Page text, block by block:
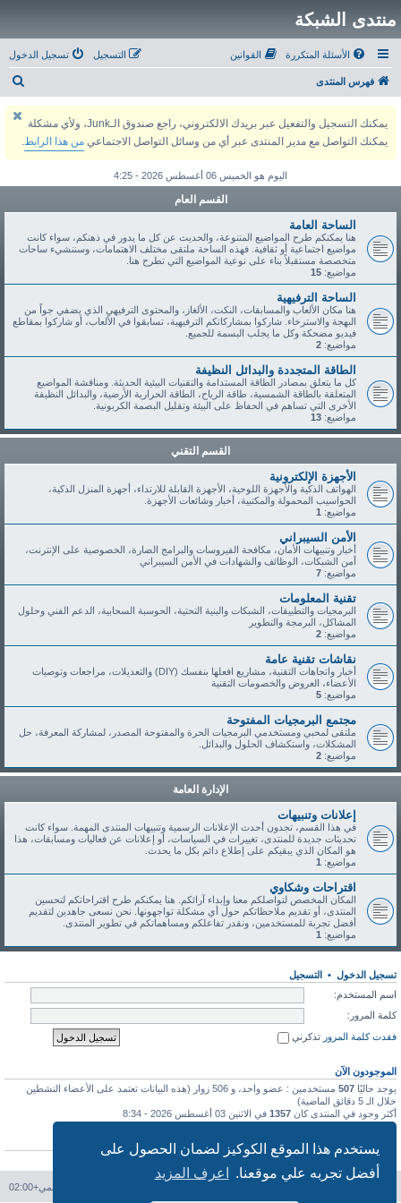
يستخدم هذا الموقع الكوكيز لضمان الحصول على
أفضل تجربه علي موقعنا.
اعرف المزيد
منتدى الشبكة
الأسئلة المتكررة القوانين تسجيل الدخول التسجيل
فهرس المنتدى
يمكنك التسجيل والتفعيل عبر بريدك الالكتروني، راجع صندوق الـJunk، ولأي مشكلة
يمكنك التواصل مع مدير المنتدى عبر أي من وسائل التواصل الاجتماعي من هذا الرابط.
اليوم هو الخميس 06 أغسطس 2026 - 4:25
القسم العام
الساحة العامة
هنا يمكنكم طرح المواضيع المتنوعة، والحديث عن كل ما يدور في ذهنكم، سواء كانت
مواضيع اجتماعية أو ثقافية. فهذه الساحة ملتقى مختلف الاهتمامات، وسننشيء ساحات
متخصصة مستقبلاً بناء على نوعية المواضيع التي تطرح هنا.
مواضيع: 15
الساحة الترفيهية
هنا مكان الألعاب والمسابقات، النكت، الألغاز، والمحتوى الترفيهي الذي يضفي جواً من
البهجة والاسترخاء. شاركوا بمشاركاتكم الترفيهية، تسابقوا في الألعاب، أو شاركوا بمقاطع
فيديو مضحكة وكل ما يجلب البسمة للجميع.
مواضيع: 2
الطاقة المتجددة والبدائل النظيفة
كل ما يتعلق بمصادر الطاقة المستدامة والتقنيات البيئية الحديثة. ومناقشة المواضيع
المتعلقة بالطاقة الشمسية، طاقة الرياح، الطاقة الحرارية الأرضية، والبدائل النظيفة
الأخرى التي تساهم في الحفاظ على البيئة وتقليل البصمة الكربونية.
مواضيع: 13
القسم التقني
الأجهزة الإلكترونية
الهواتف الذكية والأجهزة اللوحية، الأجهزة القابلة للارتداء، أجهزة المنزل الذكية،
الحواسيب المحمولة والمكتبية، أخبار وشائعات الأجهزة.
مواضيع: 1
الأمن السيبراني
أخبار وتنبيهات الأمان، مكافحة الفيروسات والبرامج الضارة، الخصوصية على الإنترنت،
أمن الشبكات، الوظائف والشهادات في الأمن السيبراني
مواضيع: 7
تقنية المعلومات
البرمجيات والتطبيقات، الشبكات والبنية التحتية، الحوسبة السحابية، الدعم الفني وحلول
المشاكل، البرمجة والتطوير
مواضيع: 2
نقاشات تقنية عامة
أخبار واتجاهات التقنية، مشاريع افعلها بنفسك (DIY) والتعديلات، مراجعات وتوصيات
الأعضاء، العروض والخصومات التقنية
مواضيع: 5
مجتمع البرمجيات المفتوحة
ملتقى لمحبي ومستخدمي البرمجيات الحرة والمفتوحة المصدر، لمشاركة المعرفة، حل
المشكلات، واستكشاف الحلول والبدائل.
مواضيع: 2
الإدارة العامة
إعلانات وتنبيهات
في هذا القسم، تجدون أحدث الإعلانات الرسمية وتنبيهات المنتدى المهمة. سواء كانت
تحديثات جديدة للمنتدى، تغييرات في السياسات، أو إعلانات عن فعاليات ومسابقات، هذا
هو المكان الذي يبقيكم على إطلاع دائم بكل ما يحدث.
مواضيع: 1
اقتراحات وشكاوي
المكان المخصص لتواصلكم معنا وإبداء آرائكم. هنا يمكنكم طرح اقتراحاتكم لتحسين
المنتدى، أو تقديم ملاحظاتكم حول أي مشكلة تواجهونها. نحن نسعى جاهدين لتقديم
أفضل تجربة للمستخدمين، ونقدر تفاعلكم ومساهماتكم في تطوير المنتدى.
مواضيع: 1
تسجيل الدخول • التسجيل
اسم المستخدم:
كلمة المرور:
فقدت كلمة المرور تذكرني
الموجودون الآن
يوجد حاليًا 507
مستخدمين : عضو واحد، و 506 زوار (هذه البيانات تعتمد على الأعضاء النشطين
خلال الـ 5 دقائق الماضية)
أكثر وجود في المنتدى كان 1357 في الاثنين 03 أغسطس 2026 - 8:34
عدد المشاركات
• عدد المواضيع 46 • عدد الأعضاء • آخر عضو مسجل
التوقيت العالمي+02:00